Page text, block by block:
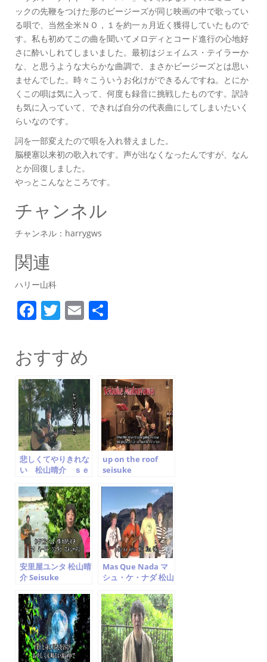
ックの先鞭をつけた形のビージーズが同じ映画の中で歌ってい
る唄で、当然全米ＮＯ，１を約一ヵ月近く獲得していたもので
す。私も初めてこの曲を聞いてメロディとコード進行の心地好
さに酔いしれてしまいました。最初はジェイムス・テイラーか
な、と思うような大らかな曲調で、まさかビージーズとは思い
ませんでした。時々こういうお化けができるんですね。とにか
くこの唄は気に入って、何度も録音に挑戦したものです。訳詩
も気に入っていて、できれば自分の代表曲にしてしまいたいく
らいなのです。
詞を一部変えたので唄を入れ替えました。
脳梗塞以来初の歌入れです。声が出なくなったんですが、なん
とか回復しました。
やっとこんなところです。
チャンネル
チャンネル：harrygws
関連
ハリー山科
F
c
e
b
o
o
k
T
itt
er
E
ai
l
おすすめ
悲しくてやりきれな
い 松山晴介 ｓｅ
ｓｕｙａｍａ
up on the roof
seisuke
king cover 松山晴
安里屋ユンタ 松山晴
介 Seisuke
Mas Que Nada マ
シュ・ケ・ナダ 松山
Cover Seisuke
Matsuyama